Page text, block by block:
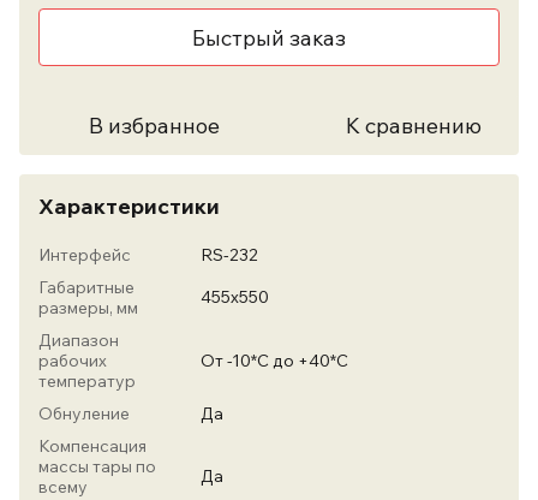
Быстрый заказ
В избранное К сравнению
Характеристики
Интерфейс
RS-232
Габаритные
размеры, мм
455х550
Диапазон
рабочих
температур
От -10*С до +40*С
Обнуление
Да
Компенсация
массы тары по
всему
Да